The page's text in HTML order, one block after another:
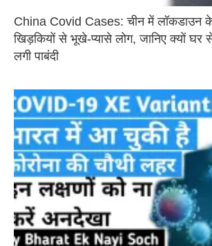
China Covid Cases: चीन में लॉकडाउन
खिड़कियों से भूखे-प्यासे लोग, जानिए क्यों घर
लगी पाबंदी